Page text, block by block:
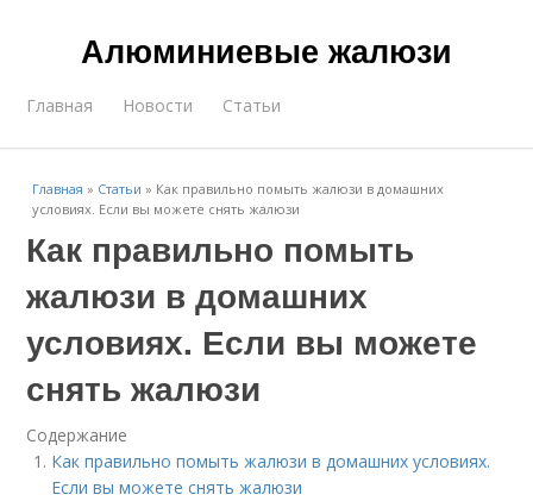
Алюминиевые жалюзи
Главная Новости Статьи
Главная » Статьи » Как правильно помыть жалюзи в домашних
условиях. Если вы можете снять жалюзи
Как правильно помыть
жалюзи в домашних
условиях. Если вы можете
снять жалюзи
Содержание
Как правильно помыть жалюзи в домашних условиях.
Если вы можете снять жалюзи